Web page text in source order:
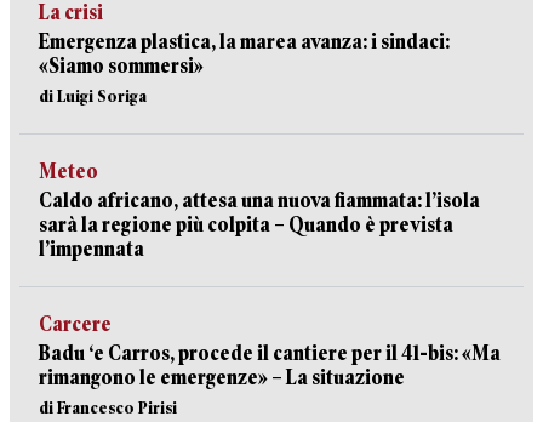
La crisi
Emergenza plastica, la marea avanza: i sindaci:
«Siamo sommersi»
di Luigi Soriga
Meteo
Caldo africano, attesa una nuova fiammata: l’isola
sarà la regione più colpita – Quando è prevista
l’impennata
Carcere
Badu ‘e Carros, procede il cantiere per il 41-bis: «Ma
rimangono le emergenze» – La situazione
di Francesco Pirisi